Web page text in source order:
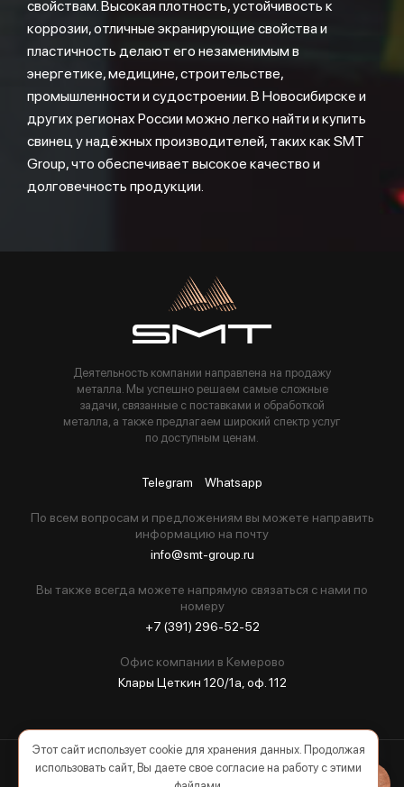
свойствам. Высокая плотность, устойчивость к
коррозии, отличные экранирующие свойства и
пластичность делают его незаменимым в
энергетике, медицине, строительстве,
промышленности и судостроении. В Новосибирске и
других регионах России можно легко найти и купить
свинец у надёжных производителей, таких как SMT
Group, что обеспечивает высокое качество и
долговечность продукции.
Деятельность компании направлена на продажу
металла. Мы успешно решаем самые сложные
задачи, связанные с поставками и обработкой
металла, а также предлагаем широкий спектр услуг
по доступным ценам.
Telegram Whatsapp
По всем вопросам и предложениям вы можете направить
информацию на почту
info@smt-group.ru
Вы также всегда можете напрямую связаться с нами по
номеру
+7 (391) 296-52-52
Офис компании в Кемерово
Клары Цеткин 120/1а, оф. 112
2026 © Все права защищены
Этот сайт использует cookie для хранения данных. Продолжая
использовать сайт, Вы даете свое согласие на работу с этими